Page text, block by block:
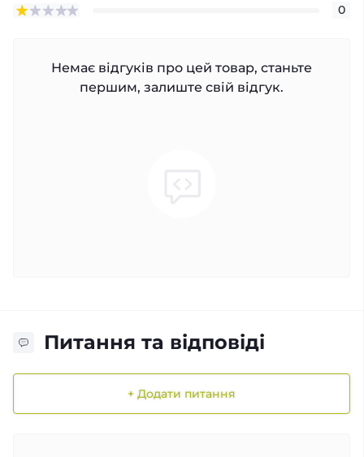
0
Немає відгуків про цей товар, станьте
першим, залиште свій відгук.
Питання та відповіді
+ Додати питання